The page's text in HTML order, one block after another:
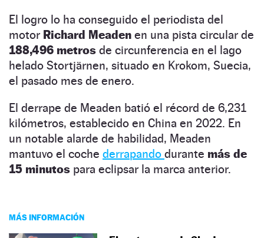
El logro lo ha conseguido el periodista del
motor Richard Meaden en una pista circular de
188,496 metros de circunferencia en el lago
helado Stortjärnen, situado en Krokom, Suecia,
el pasado mes de enero.
El derrape de Meaden batió el récord de 6,231
kilómetros, establecido en China en 2022. En
un notable alarde de habilidad, Meaden
mantuvo el coche derrapando durante más de
15 minutos para eclipsar la marca anterior.
MÁS INFORMACIÓN